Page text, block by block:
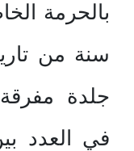
بالحرمة
سنة من
جلدة
في العدد